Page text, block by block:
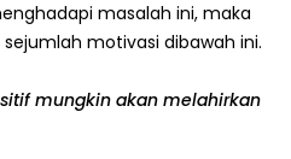
masalah ini, maka
motivasi dibawah ini.
mungkin akan melahirkan